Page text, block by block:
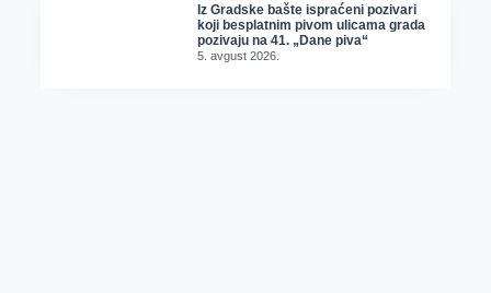
Iz Gradske bašte ispraćeni pozivari
koji besplatnim pivom ulicama grada
pozivaju na 41. „Dane piva“
5. avgust 2026.